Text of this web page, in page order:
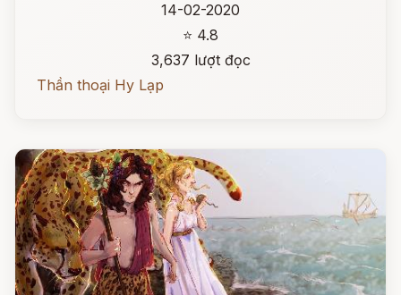
14-02-2020
⭐ 4.8
3,637 lượt đọc
Thần thoại Hy Lạp